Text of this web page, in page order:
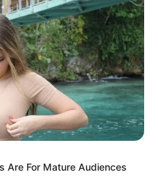
Are For Mature Audiences